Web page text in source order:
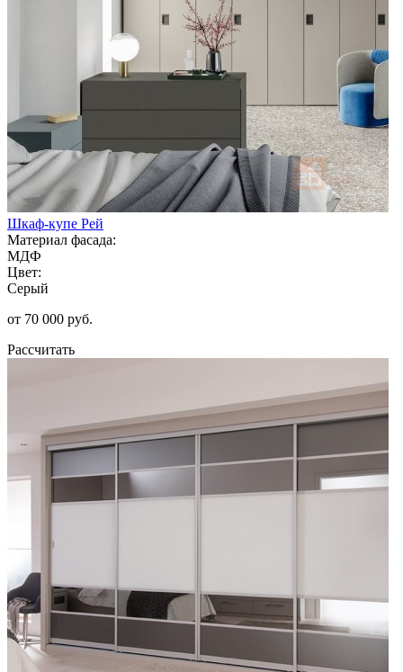
Шкаф-купе Рей
Материал фасада:
МДФ
Цвет:
Серый
от 70 000 руб.
Рассчитать